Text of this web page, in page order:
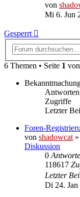
von
Mi 6. Jun
Gesperrt
6 Themen • Seite 1 von
Antworten
Zugriffe
Letzter
Foren-
von shadowcat »
Diskussion
0
118617
Letzter
Di 24. Jan